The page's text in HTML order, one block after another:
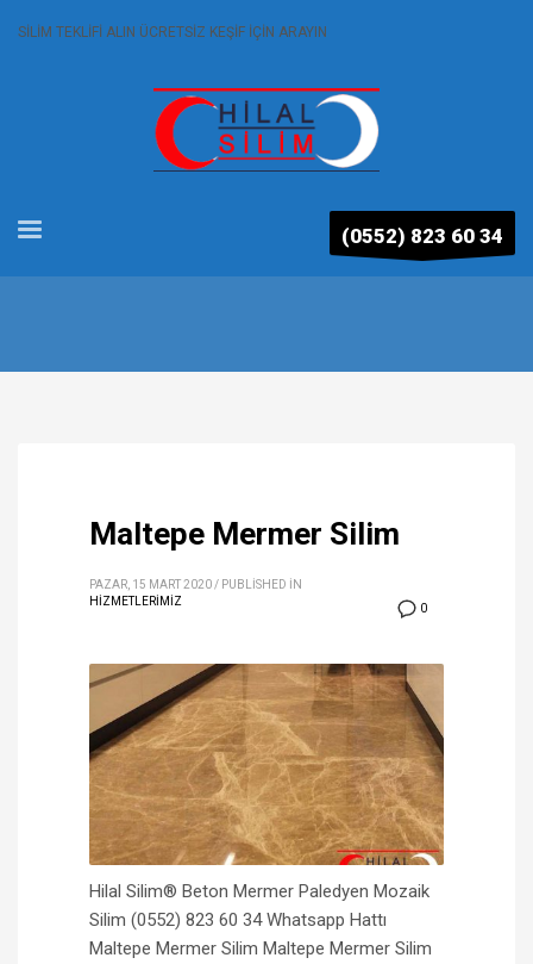
SİLİM TEKLİFİ ALIN ÜCRETSİZ KEŞİF İÇİN ARAYIN
(0552) 823 60 34
Maltepe Mermer Silim
0
PAZAR, 15 MART 2020 / PUBLISHED IN
HİZMETLERİMİZ
Hilal Silim® Beton Mermer Paledyen Mozaik
Silim (0552) 823 60 34 Whatsapp Hattı
Maltepe Mermer Silim Maltepe Mermer Silim